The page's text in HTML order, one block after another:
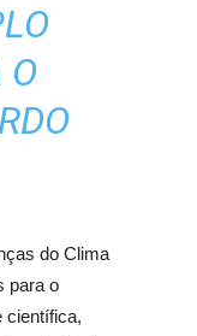
O
do Clima
para o
científica,